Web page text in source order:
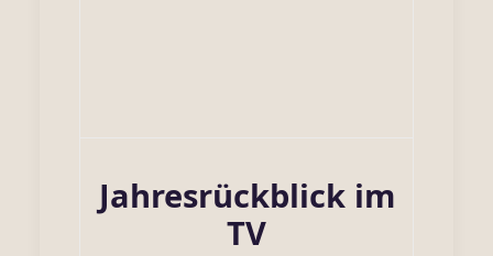
Jahresrückblick im
TV